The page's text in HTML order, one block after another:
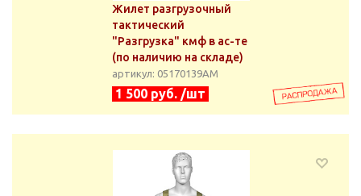
Жилет разгрузочный
тактический
"Разгрузка" кмф в ас-те
(по наличию на складе)
артикул: 05170139АМ
1 500 руб. /шт